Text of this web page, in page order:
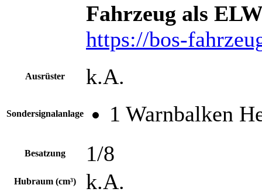
Fahrzeug als
https://bos-
Ausrüster k.A.
Sondersignalanlage 1 Warnbalken
Besatzung 1/8
Hubraum (cm³) k.A.